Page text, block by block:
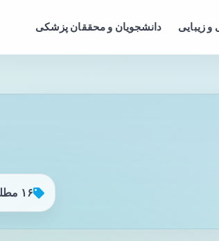
و زیبایی دانشجویان و محققان پزشکی
۱۶ مطلب